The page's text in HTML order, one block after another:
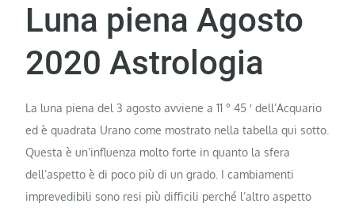
Luna piena Agosto
2020 Astrologia
La luna piena del 3 agosto avviene a 11 ° 45 ′ dell’Acquario
ed è quadrata Urano come mostrato nella tabella qui sotto.
Questa è un’influenza molto forte in quanto la sfera
dell’aspetto è di poco più di un grado. I cambiamenti
imprevedibili sono resi più difficili perché l’altro aspetto